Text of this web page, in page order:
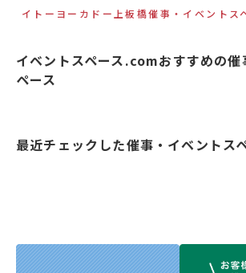
イトーヨーカドー上板橋催事・イベントス
イベントスペース.comおすすめの催
ペース
最近チェックした催事・イベントス